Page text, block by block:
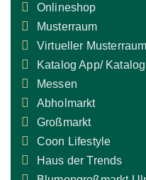
Onlineshop
Musterraum
Virtueller Musterraum
Katalog App/ Katalog
Messen
Abholmarkt
Großmarkt
Coon Lifestyle
Haus der Trends